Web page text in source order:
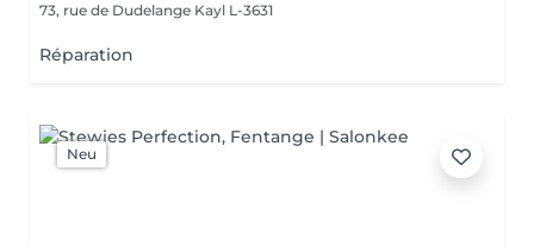
73, rue de Dudelange Kayl L-3631
Réparation
Neu